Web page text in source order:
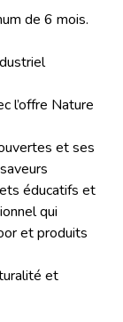
de 6 mois.
l’offre Nature
et ses
éducatifs et
qui
et produits
et